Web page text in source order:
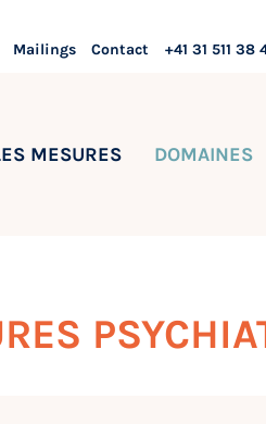
Mailings Contact +41 31 511 38
MESURES DOMAINES